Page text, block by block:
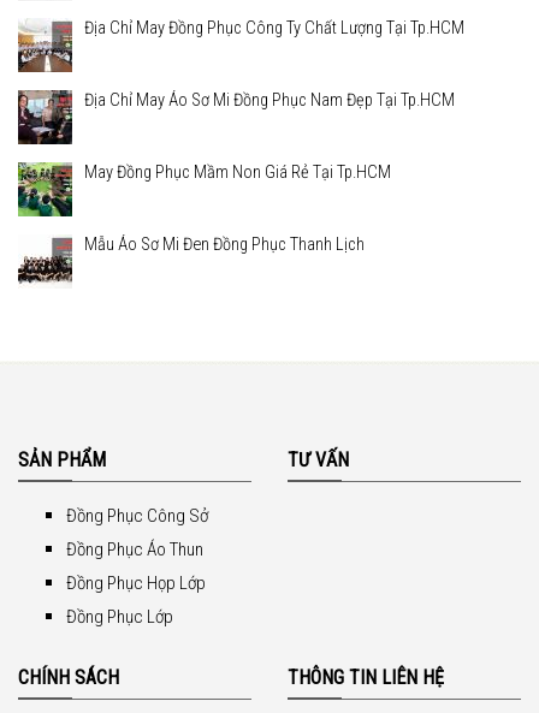
Địa Chỉ May Đồng Phục Công Ty Chất Lượng Tại Tp.HCM
Địa Chỉ May Áo Sơ Mi Đồng Phục Nam Đẹp Tại Tp.HCM
May Đồng Phục Mầm Non Giá Rẻ Tại Tp.HCM
Mẫu Áo Sơ Mi Đen Đồng Phục Thanh Lịch
SẢN PHẨM
Đồng Phục Công Sở
Đồng Phục Áo Thun
Đồng Phục Họp Lớp
Đồng Phục Lớp
TƯ VẤN
CHÍNH SÁCH THÔNG TIN LIÊN HỆ